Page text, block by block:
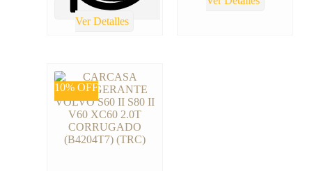
Ver Detalles
10% OFF